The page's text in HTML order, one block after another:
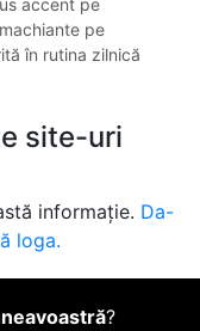
accent pe
pe
în rutina zilnică
site-uri
informație. Da-
loga.
?